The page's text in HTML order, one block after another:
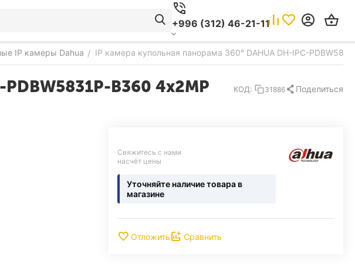
+996 (312) 46-21-11
IP камеры Dahua / IP камера купольная панорама 360° DAHUA DH-IPC-
B360 4x2MP
КОД: 31886 Поделиться
Свяжитесь с нами
насчёт цены
Уточняйте наличие товара в
магазине
Отложить Сравнить